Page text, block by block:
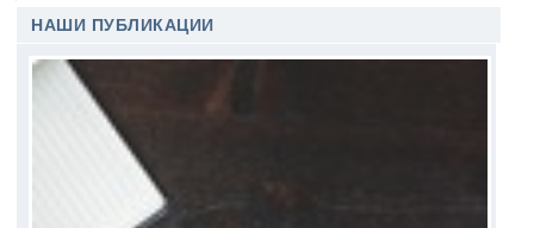
НАШИ ПУБЛИКАЦИИ